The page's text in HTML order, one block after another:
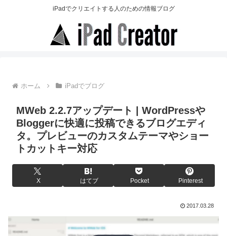
iPadでクリエイトする人のための情報ブログ
ホーム iPadでブログ
MWeb 2.2.7アップデート | WordPressや
Bloggerに快適に投稿できるブログエディ
タ。プレビューのカスタムテーマやショー
トカットキー対応
X はてブ Pocket Pinterest
2017.03.28